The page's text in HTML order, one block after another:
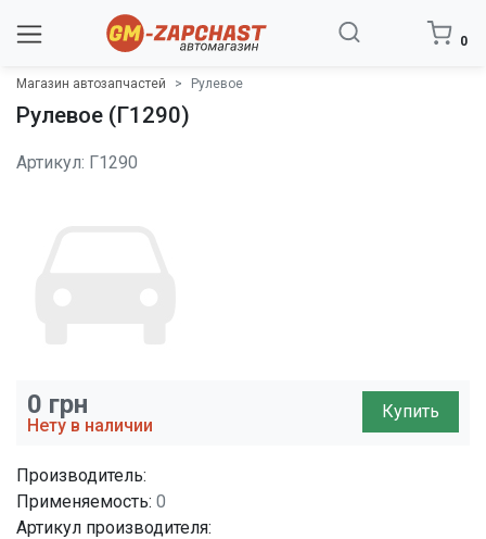
0
Магазин автозапчастей Рулевое
Рулевое (Г1290)
Артикул: Г1290
0 грн
Нету в наличии
Купить
Производитель:
Применяемость: 0
Артикул производителя: